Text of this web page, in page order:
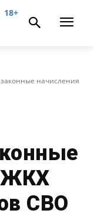
18+
начисления
ЖКХ
СВО